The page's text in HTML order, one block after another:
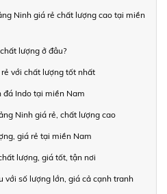
Ninh giá rẻ chất lượng cao tại miền
lượng ở đâu?
với chất lượng tốt nhất
đá Indo tại miền Nam
Ninh giá rẻ, chất lượng cao
giá rẻ tại miền Nam
lượng, giá tốt, tận nơi
với số lượng lớn, giá cả cạnh tranh